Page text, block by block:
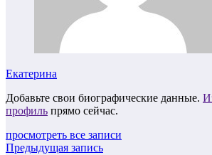
Екатерина
Добавьте свои биографические данные.
профиль прямо сейчас.
просмотреть все записи
Предыдущая запись